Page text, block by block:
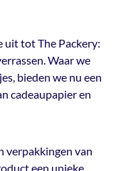
uit tot The Packery:
Waar we
bieden we nu een
cadeaupapier en
verpakkingen van
een unieke